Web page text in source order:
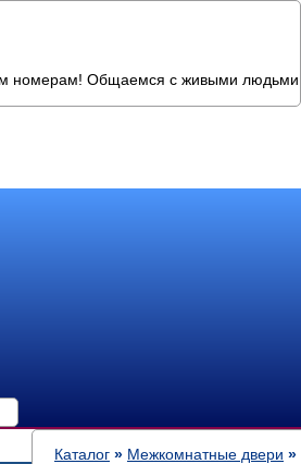
номерам! Общаемся с живыми людьми
Каталог » Межкомнатные двери »